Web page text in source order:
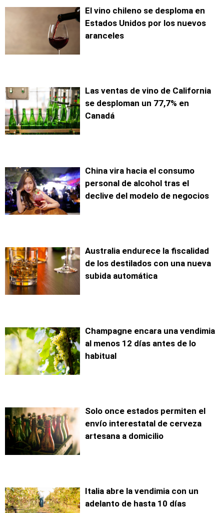
El vino chileno se desploma en
Estados Unidos por los nuevos
aranceles
Las ventas de vino de California
se desploman un 77,7% en
Canadá
China vira hacia el consumo
personal de alcohol tras el
declive del modelo de negocios
Australia endurece la fiscalidad
de los destilados con una nueva
subida automática
Champagne encara una vendimia
al menos 12 días antes de lo
habitual
Solo once estados permiten el
envío interestatal de cerveza
artesana a domicilio
Italia abre la vendimia con un
adelanto de hasta 10 días